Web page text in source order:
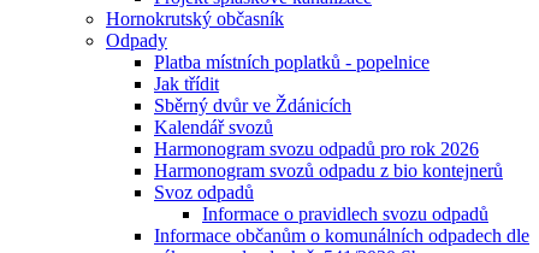
Hornokrutský občasník
Odpady
Platba místních poplatků - popelnice
Jak třídit
Sběrný dvůr ve Ždánicích
Kalendář svozů
Harmonogram svozu odpadů pro rok 2026
Harmonogram svozů odpadu z bio kontejnerů
Svoz odpadů
Informace o pravidlech svozu odpadů
Informace občanům o komunálních odpadech dle